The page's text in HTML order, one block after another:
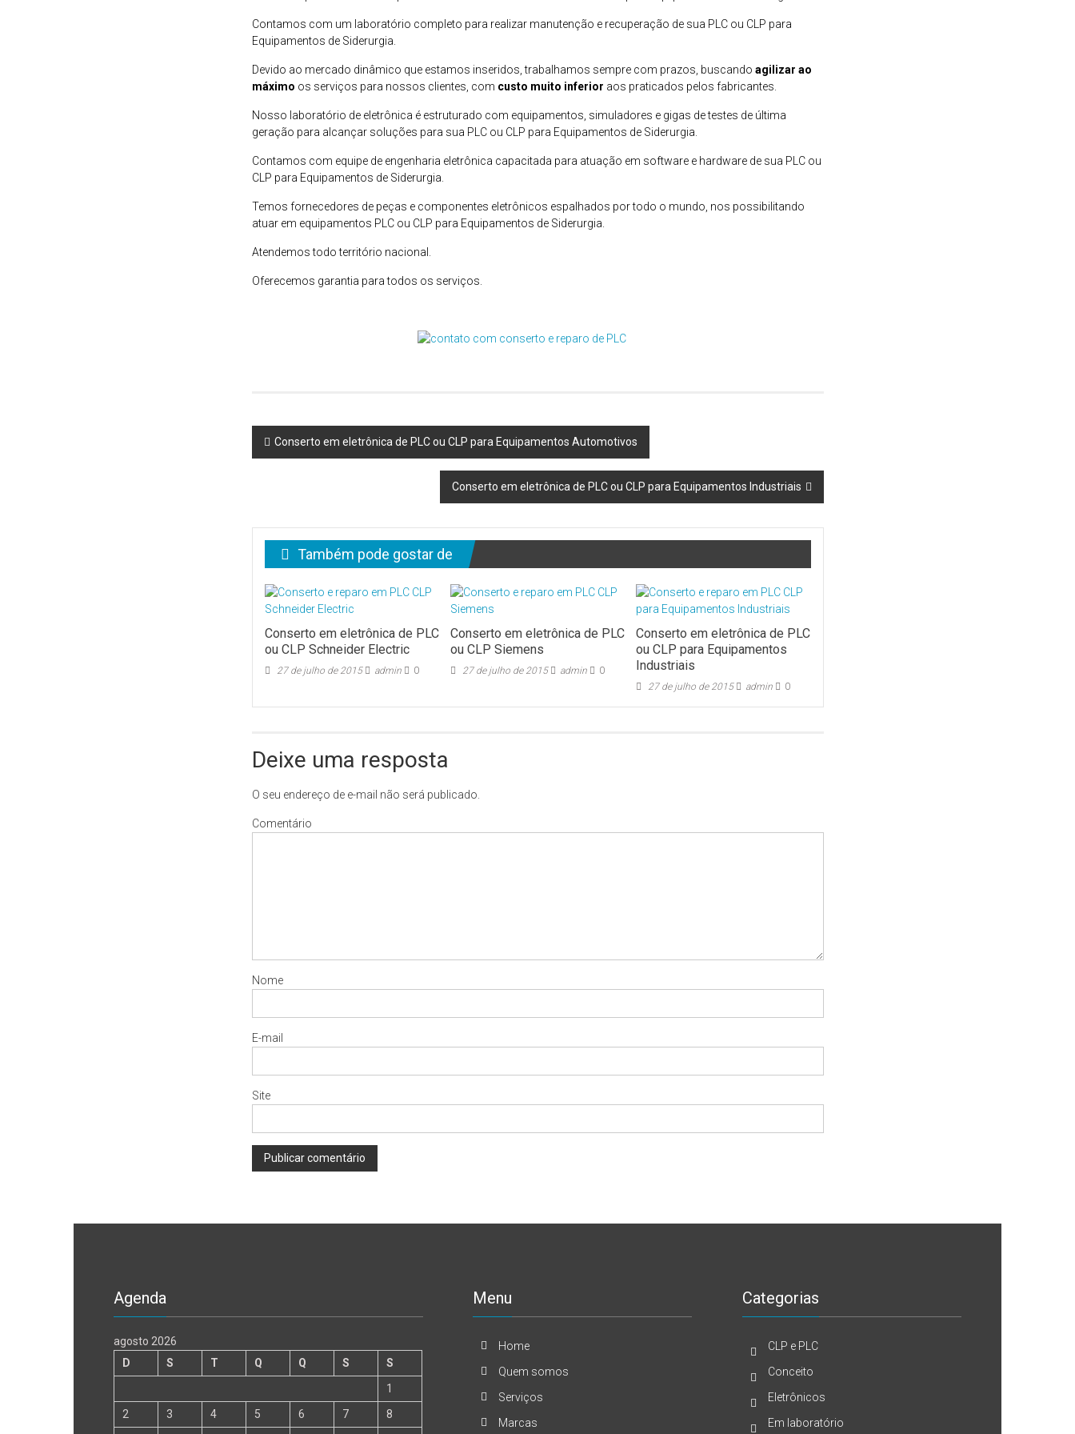
Contamos com um laboratório completo para realizar manutenção e recuperação de sua PLC ou CLP para
Equipamentos de Siderurgia.
Devido ao mercado dinâmico que estamos inseridos, trabalhamos sempre com prazos, buscando agilizar ao
máximo os serviços para nossos clientes, com custo muito inferior aos praticados pelos fabricantes.
Nosso laboratório de eletrônica é estruturado com equipamentos, simuladores e gigas de testes de última
geração para alcançar soluções para sua PLC ou CLP para Equipamentos de Siderurgia.
Contamos com equipe de engenharia eletrônica capacitada para atuação em software e hardware de sua PLC ou
CLP para Equipamentos de Siderurgia.
Temos fornecedores de peças e componentes eletrônicos espalhados por todo o mundo, nos possibilitando
atuar em equipamentos PLC ou CLP para Equipamentos de Siderurgia.
Atendemos todo território nacional.
Oferecemos garantia para todos os serviços.
Post
Conserto em eletrônica de PLC ou CLP para Equipamentos Automotivos
Conserto em eletrônica de PLC ou CLP para Equipamentos Industriais
Também pode gostar de
Conserto em eletrônica de PLC
ou CLP Schneider Electric
27 de julho de 2015 admin 0
Conserto em eletrônica de PLC
ou CLP Siemens
27 de julho de 2015 admin 0
Conserto em eletrônica de PLC
ou CLP para Equipamentos
Industriais
27 de julho de 2015 admin 0
Deixe uma resposta
O seu endereço de e-mail não será publicado.
Comentário
Nome
E-mail
Site
Agenda
agosto 2026
D
S T Q Q S
S
1
2
3 4 5 6 7
8
Menu
Home
Quem somos
Serviços
Marcas
Categorias
CLP e PLC
Conceito
Eletrônicos
Em laboratório